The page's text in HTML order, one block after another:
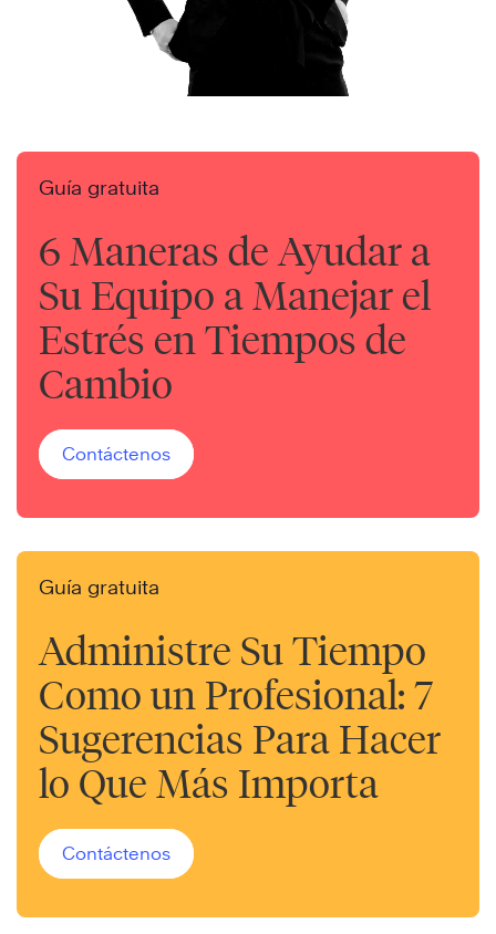
Guía gratuita
6 Maneras de Ayudar a
Su Equipo a Manejar el
Estrés en Tiempos de
Cambio
Contáctenos
Guía gratuita
Administre Su Tiempo
Como un Profesional: 7
Sugerencias Para Hacer
lo Que Más Importa
Contáctenos